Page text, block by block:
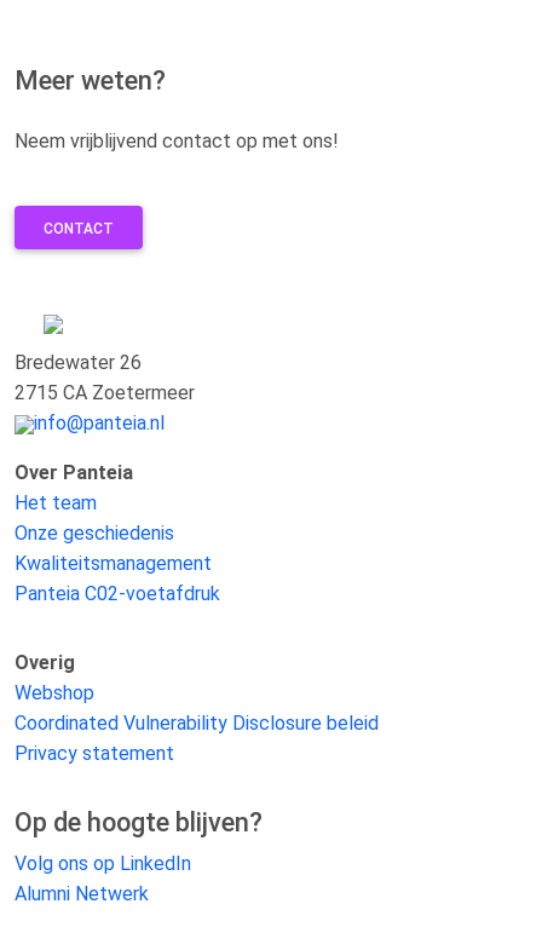
Meer weten?
Neem vrijblijvend contact op met ons!
CONTACT
Bredewater 26
2715 CA Zoetermeer
info@panteia.nl
Over Panteia
Het team
Onze geschiedenis
Kwaliteitsmanagement
Panteia C02-voetafdruk
Overig
Webshop
Coordinated Vulnerability Disclosure beleid
Privacy statement
Op de hoogte blijven?
Volg ons op LinkedIn
Alumni Netwerk